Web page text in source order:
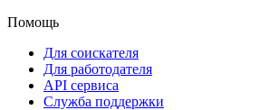
Помощь
Для соискателя
Для работодателя
API сервиса
Служба поддержки